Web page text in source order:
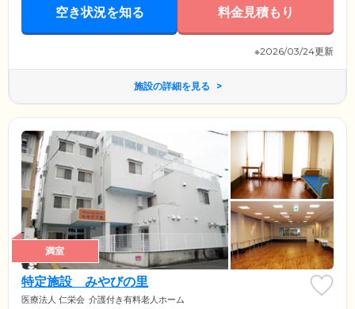
空き状況を知る 料金見積もり
※2026/03/24更新
施設の詳細を見る
満室
特定施設 みやびの里
医療法人 仁栄会 介護付き有料老人ホーム